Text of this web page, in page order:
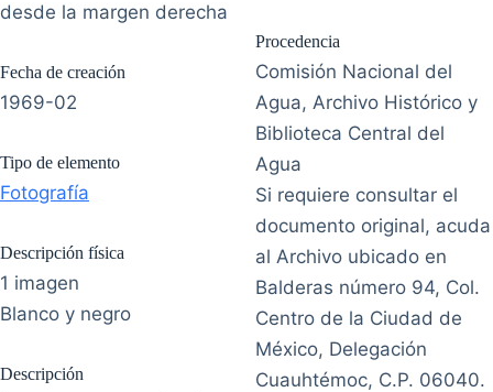
desde la margen derecha
Fecha de creación
1969-02
Tipo de elemento
Fotografía
Descripción física
1 imagen
Blanco y negro
Descripción
Procedencia
Comisión Nacional del
Agua, Archivo Histórico y
Biblioteca Central del
Agua
Si requiere consultar el
documento original, acuda
al Archivo ubicado en
Balderas número 94, Col.
Centro de la Ciudad de
México, Delegación
Cuauhtémoc, C.P. 06040.